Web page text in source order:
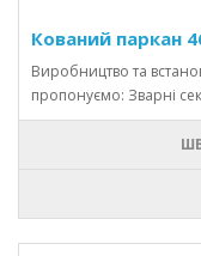
Кований паркан
Виробництво та
пропонуємо: Зварні